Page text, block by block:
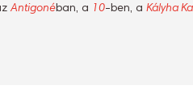
Antigonéban, a 10-ben, a Kályha